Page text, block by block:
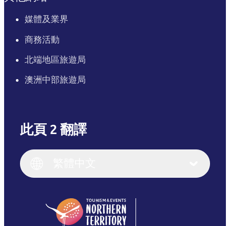
媒體及業界
商務活動
北端地區旅遊局
澳洲中部旅遊局
此頁 2 翻譯
English (US)
English
(Singapore)